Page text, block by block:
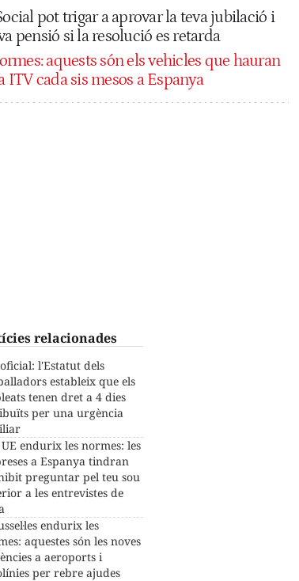
pot trigar a aprovar la teva jubilació i
pensió si la resolució es retarda
aquests són els vehicles que hauran
cada sis mesos a Espanya
relacionades
l'Estatut dels
estableix que els
tenen dret a 4 dies
per una urgència
endurix les normes: les
a Espanya tindran
preguntar pel teu sou
a les entrevistes de
endurix les
aquestes són les noves
a aeroports i
per rebre ajudes